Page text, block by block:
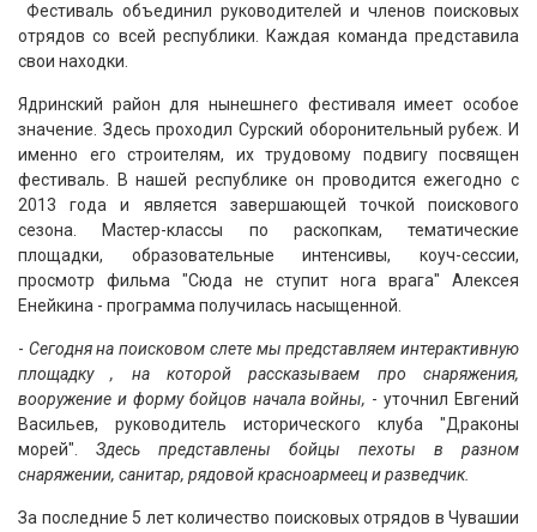
Фестиваль объединил руководителей и членов поисковых
отрядов со всей республики. Каждая команда представила
свои находки.
Ядринский район для нынешнего фестиваля имеет особое
значение. Здесь проходил Сурский оборонительный рубеж. И
именно его строителям, их трудовому подвигу посвящен
фестиваль. В нашей республике он проводится ежегодно с
2013 года и является завершающей точкой поискового
сезона. Мастер-классы по раскопкам, тематические
площадки, образовательные интенсивы, коуч-сессии,
просмотр фильма "Сюда не ступит нога врага" Алексея
Енейкина - программа получилась насыщенной.
- Сегодня на поисковом слете мы представляем интерактивную
площадку , на которой рассказываем про снаряжения,
вооружение и форму бойцов начала войны, - уточнил Евгений
Васильев, руководитель исторического клуба "Драконы
морей". Здесь представлены бойцы пехоты в разном
снаряжении, санитар, рядовой красноармеец и разведчик.
За последние 5 лет количество поисковых отрядов в Чувашии